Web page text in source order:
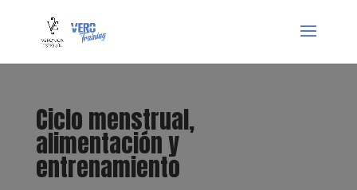
Ciclo menstrual,
alimentación y
entrenamiento